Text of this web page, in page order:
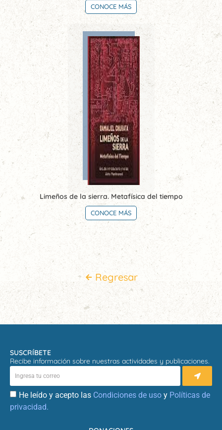
CONOCE MÁS
Limeños de la sierra. Metafísica del tiempo
CONOCE MÁS
Regresar
SUSCRÍBETE
Recibe información sobre nuestras actividades y publicaciones.
He leído y acepto las Condiciones de uso y Políticas de
privacidad.